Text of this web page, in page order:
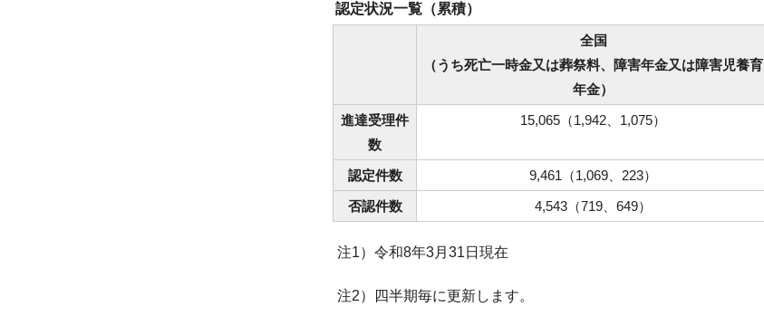
認定状況一覧（累積）
全国
（うち死亡一時金又は葬祭料、障害年金又は障害児養育
年金）
進達受理件
数
15,065（1,942、1,075）
認定件数 9,461（1,069、223）
否認件数
4,543（719、649）
注1）令和8年3月31日現在
注2）四半期毎に更新します。